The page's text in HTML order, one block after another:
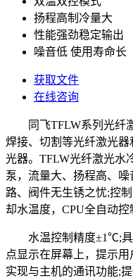
扬程高制冷量大
性能强劲稳定输出
噪音低 使用寿命长
获取文件
在线咨询
同飞TFLW系列光纤激
焊接、切割等光纤激光器
光器。TFLW光纤激光水
泵，流量大、扬程高、
路、阀件无生锈之忧;控
却水温度，CPU全自动控
水温控制精度±1℃;具
点显示在屏幕上，提示
实现与主机的通讯功能;